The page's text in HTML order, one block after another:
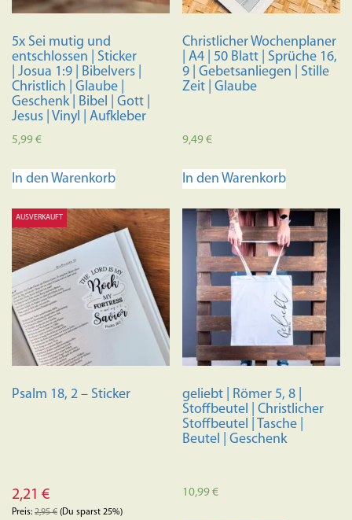
5x Sei mutig und
entschlossen | Sticker
| Josua 1:9 | Bibelvers |
Christlich | Glaube |
Geschenk | Bibel | Gott |
Jesus | Vinyl | Aufkleber
5,99€
In den Warenkorb
Christlicher Wochenplaner
| A4 | 50 Blatt | Sprüche 16,
9 | Gebetsanliegen | Stille
Zeit | Glaube
9,49€
In den Warenkorb
AUSVERKAUFT
Psalm 18, 2 – Sticker
2,21 €
Preis: 2,95€ (Du sparst 25%)
geliebt | Römer 5, 8 |
Stoffbeutel | Christlicher
Stoffbeutel | Tasche |
Beutel | Geschenk
10,99€